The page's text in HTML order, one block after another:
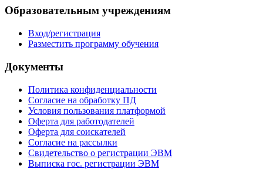
Образовательным учреждениям
Вход/регистрация
Разместить программу обучения
Документы
Политика конфиденциальности
Согласие на обработку ПД
Условия пользования платформой
Оферта для работодателей
Оферта для соискателей
Согласие на рассылки
Свидетельство о регистрации ЭВМ
Выписка гос. регистрации ЭВМ